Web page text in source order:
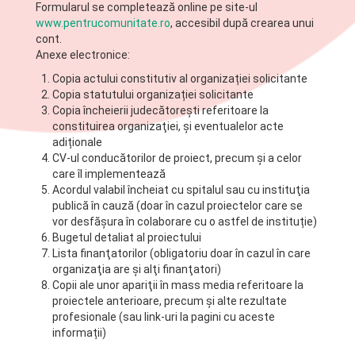
Formularul se completează online pe site-ul
www.pentrucomunitate.ro, accesibil după crearea unui
cont.
Anexe electronice:
Copia actului constitutiv al organizației solicitante
Copia statutului organizației solicitante
Copia încheierii judecătoreşti referitoare la
constituirea organizaţiei, și eventualelor acte
adiționale
CV-ul conducătorilor de proiect, precum şi a celor
care îl implementează
Acordul valabil încheiat cu spitalul sau cu instituţia
publică în cauză (doar în cazul proiectelor care se
vor desfășura în colaborare cu o astfel de instituție)
Bugetul detaliat al proiectului
Lista finanţatorilor (obligatoriu doar în cazul în care
organizaţia are şi alţi finanţatori)
Copii ale unor apariţii în mass media referitoare la
proiectele anterioare, precum și alte rezultate
profesionale (sau link-uri la pagini cu aceste
informații)